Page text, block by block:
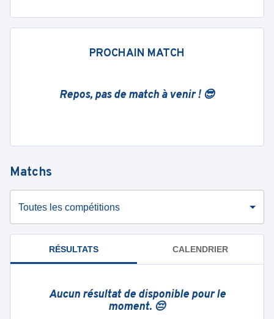
PROCHAIN MATCH
Repos, pas de match à venir ! 😎
Matchs
Toutes les compétitions
RÉSULTATS CALENDRIER
Aucun résultat de disponible pour le
moment. 😔